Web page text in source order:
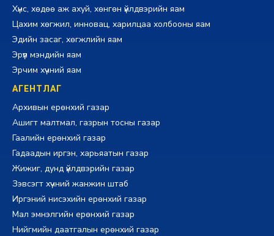
Хүнс, хөдөө аж ахуй, хөнгөн үйлдвэрийн яам
Цахим хөгжил, инновац, харилцаа холбооны яам
Эдийн засаг, хөгжлийн яам
Эрүүл мэндийн яам
Эрчим хүчний яам
АГЕНТЛАГ
Архивын ерөнхий газар
Ашигт малтмал, газрын тосны газар
Гаалийн ерөнхий газар
Гадаадын иргэн, харьяатын газар
Жижиг, дунд үйлдвэрийн газар
Зэвсэгт хүчний жанжин штаб
Иргэний нисэхийн ерөнхий газар
Мал эмнэлгийн ерөнхий газар
Нийгмийн даатгалын ерөнхий газар